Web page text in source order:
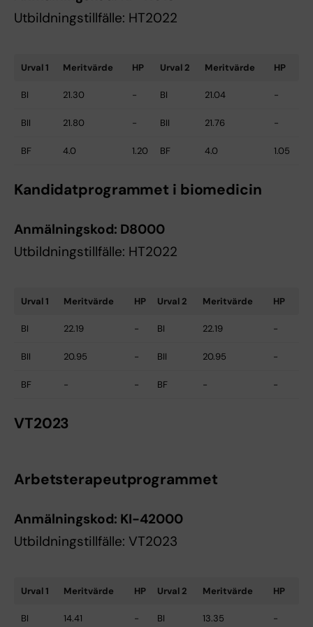
Utbildningstillfälle: HT2022
Urval 1 Meritvärde HP Urval 2 Meritvärde HP
BI 21.30 - BI 21.04 -
BII 21.80 - BII 21.76 -
BF 4.0 1.20 BF 4.0 1.05
Kandidatprogrammet i biomedicin
Anmälningskod: D8000
Utbildningstillfälle: HT2022
Urval 1 Meritvärde HP Urval 2 Meritvärde HP
BI 22.19 - BI 22.19 -
BII 20.95 - BII 20.95 -
BF - - BF - -
VT2023
Arbetsterapeutprogrammet
Anmälningskod: KI-42000
Utbildningstillfälle: VT2023
Urval 1 Meritvärde HP Urval 2 Meritvärde HP
BI 14.41 - BI 13.35 -